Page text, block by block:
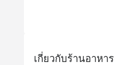
เกี่ยวกับร้านอาหาร